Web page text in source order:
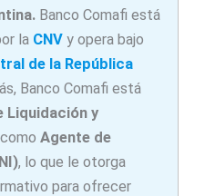
Banco Comafi está
la CNVy opera bajo
de la República
Banco Comafi está
Liquidación y
Agente de
, lo que le otorga
para ofrecer